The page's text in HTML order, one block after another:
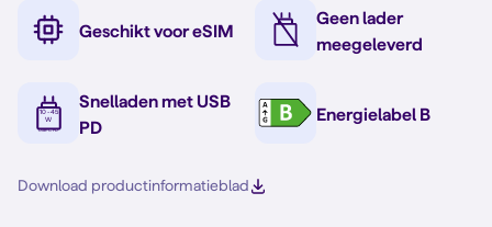
Geschikt voor eSIM
Geen lader
meegeleverd
Snelladen met USB
PD
Energielabel B
Download productinformatieblad